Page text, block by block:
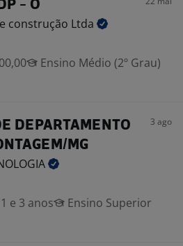
- O
construção Ltda
Ensino Médio (2º Grau)
DEPARTAMENTO
MG
3 ago
e 3 anos
Ensino Superior